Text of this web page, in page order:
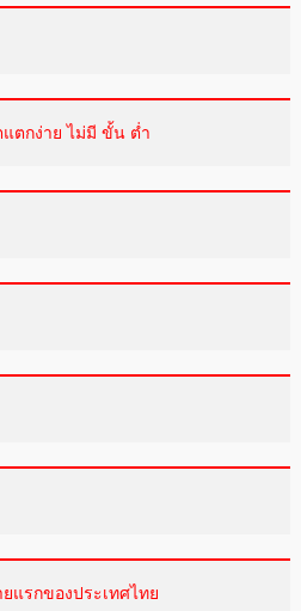
แตกง่าย ไม่มี ขั้น ต่ำ
แรกของประเทศไทย